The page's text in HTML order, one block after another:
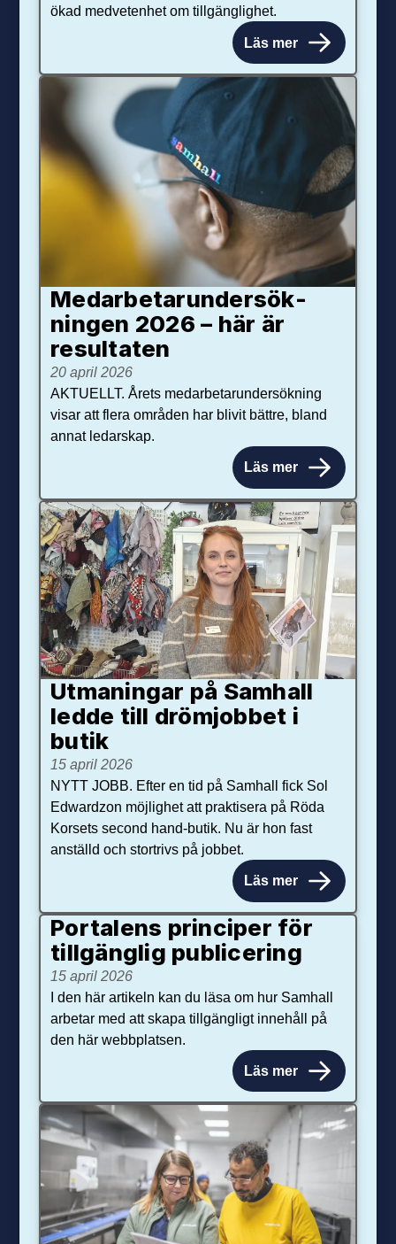
ökad medvetenhet om tillgänglighet.
Läs mer
Medarbetar­under­sök­
ningen 2026 – här är
resultaten
20 april 2026
AKTUELLT. Årets medarbetarundersökning
visar att flera områden har blivit bättre, bland
annat ledarskap.
Läs mer
Utmaningar på Sam­hall
ledde till dröm­jobbet i
butik
15 april 2026
NYTT JOBB. Efter en tid på Samhall fick Sol
Edwardzon möjlighet att praktisera på Röda
Korsets second hand-butik. Nu är hon fast
anställd och stortrivs på jobbet.
Läs mer
Portalens principer för
tillgänglig publicering
15 april 2026
I den här artikeln kan du läsa om hur Samhall
arbetar med att skapa tillgängligt innehåll på
den här webbplatsen.
Läs mer